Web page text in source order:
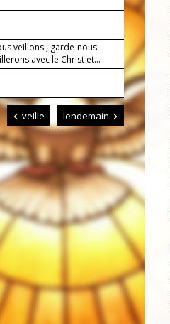
veillons ; garde-nous
avec le Christ et...
veille lendemain